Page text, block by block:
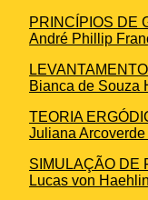
PRINCÍPIOS DE
André Phillip
Bianca de Souza
TEORIA
Juliana
SIMULAÇÃO DE
Lucas von